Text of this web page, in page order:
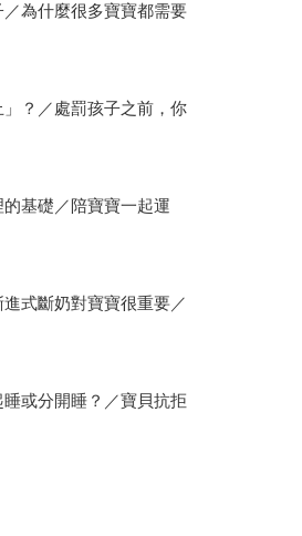
為什麼很多寶寶都需要
？／處罰孩子之前，你
基礎／陪寶寶一起運
式斷奶對寶寶很重要／
或分開睡？／寶貝抗拒